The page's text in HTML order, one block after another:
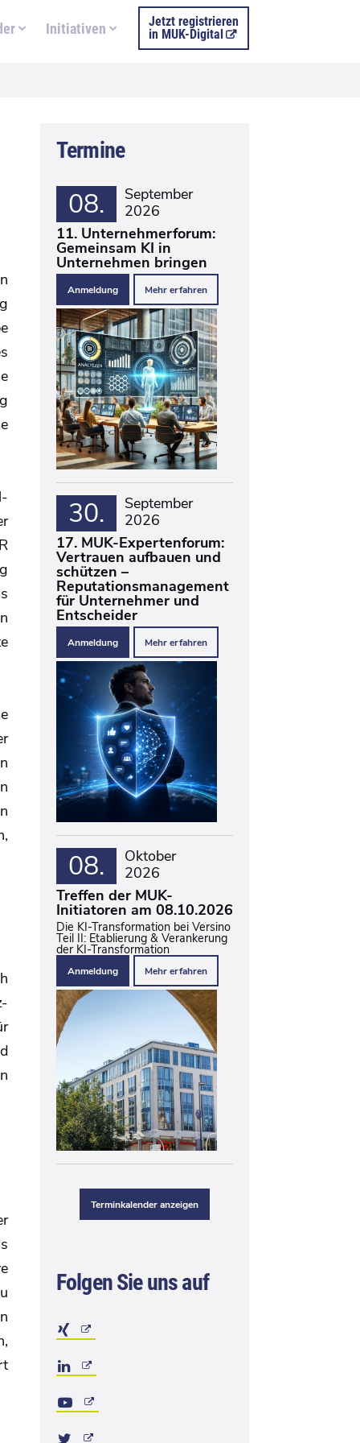
Initiativen
Jetzt registrieren
in MUK-Digital
Termine
08.
September
2026
11. Unternehmerforum:
Gemeinsam KI in
Unternehmen bringen
Anmeldung Mehr erfahren
30.
September
2026
17. MUK-Expertenforum:
Vertrauen aufbauen und
schützen –
Reputationsmanagement
für Unternehmer und
Entscheider
Anmeldung Mehr erfahren
08.
Oktober
2026
Treffen der MUK-
Initiatoren am 08.10.2026
Die KI-Transformation bei Versino
Teil II: Etablierung & Verankerung
der KI-Transformation
Anmeldung Mehr erfahren
Terminkalender anzeigen
Folgen Sie uns auf